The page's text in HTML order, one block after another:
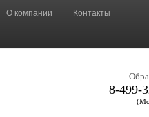
О компании Контакты
8-499-